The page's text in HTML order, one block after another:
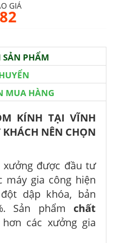
GIÁ
PHẨM
MUA HÀNG
KÍNH TẠI VĨNH
NÊN CHỌN
xưởng được đầu tư
máy gia công hiện
dập khóa, bản
Sản phẩm chất
hơn các xưởng gia